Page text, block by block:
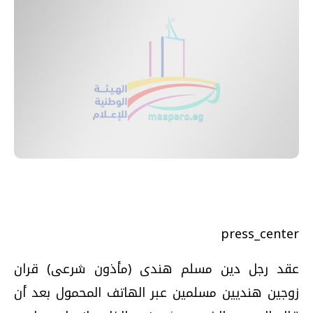
press_center
عقد رجل دين مسلم هندى (مأذون شرعى) قران
زوجين هنديين مسلمين عبر الهاتف المحمول بعد أن